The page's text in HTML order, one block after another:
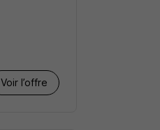
Voir l’offre